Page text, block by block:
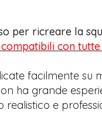
per ricreare la
con
facilmente su
ha grande
realistico e